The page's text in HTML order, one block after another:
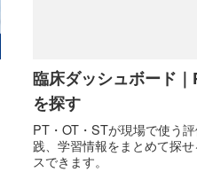
臨床ダッシュボード
を探す
PT・OT・STが現場で使う
践、学習情報をまとめて探
スできます。